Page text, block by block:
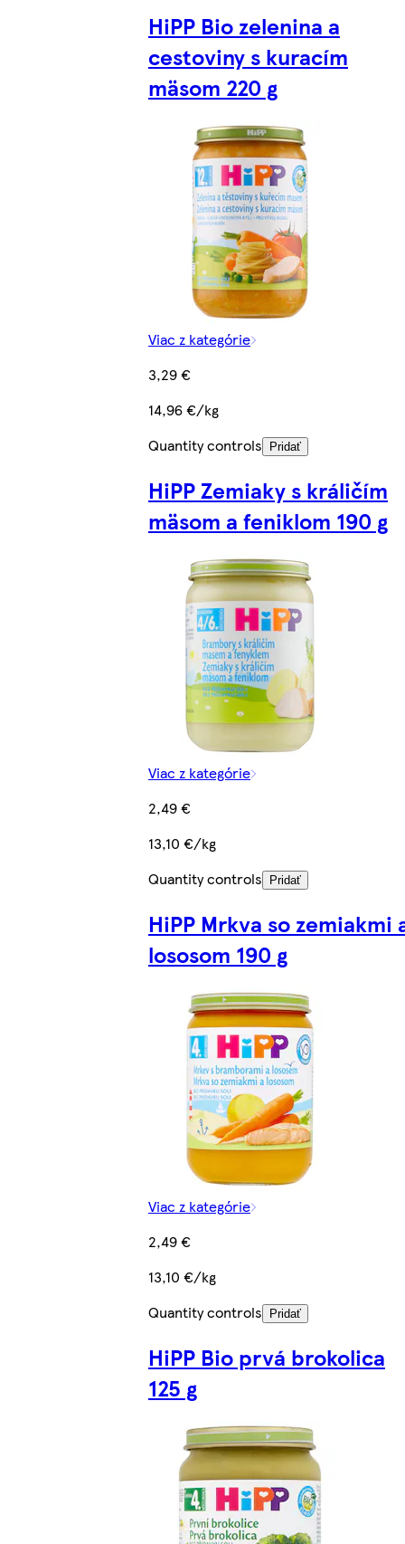
HiPP Bio zelenina a
cestoviny s kuracím
mäsom 220 g
Viac z kategórie
3,29 €
14,96 €/kg
Quantity controls
Pridať
HiPP Zemiaky s králičím
mäsom a feniklom 190 g
Viac z kategórie
2,49 €
13,10 €/kg
Quantity controls
Pridať
HiPP Mrkva so zemiakmi
lososom 190 g
Viac z kategórie
2,49 €
13,10 €/kg
Quantity controls
Pridať
HiPP Bio prvá brokolica
125 g